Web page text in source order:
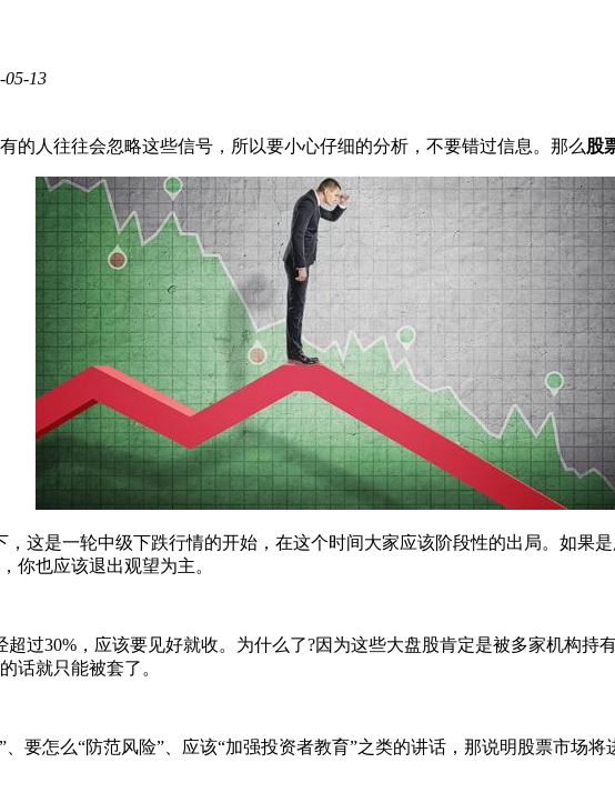
05-13
人往往会忽略这些信号，所以要小心仔细的分析，不要错过信息。那么股
是一轮中级下跌行情的开始，在这个时间大家应该阶段性的出局。如果是
你也应该退出观望为主。
30%，应该要见好就收。为什么了?因为这些大盘股肯定是被多家机构持
话就只能被套了。
怎么“防范风险”、应该“加强投资者教育”之类的讲话，那说明股票市场将